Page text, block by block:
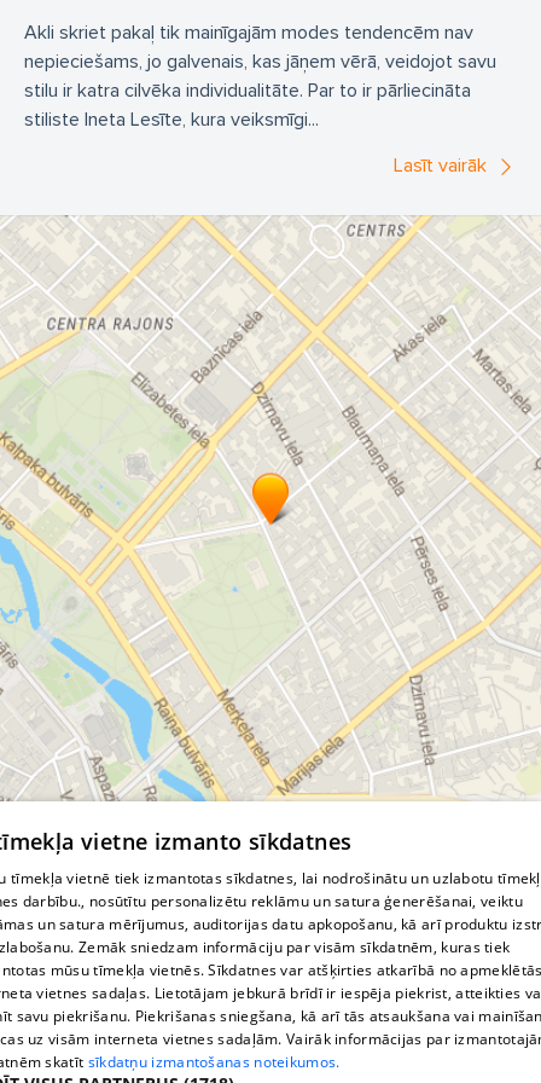
Stilista konsultācijas vīriešiem
Stilista konsultācijas sievietēm
Dekoratīvā kosmētika
Dekoratīvās kosmētikas meistarklases
Krāsu paletes
stilista pakalpojumi
Izbraukuma lekcijas
Stilists Centrs
Vizāžists Centrs
Stilista konsultācijas Centrs
Akli skriet pakaļ tik mainīgajām modes tendencēm nav
nepieciešams, jo galvenais, kas jāņem vērā, veidojot savu
stilu ir katra cilvēka individualitāte. Par to ir pārliecināta
stiliste Ineta Lesīte, kura veiksmīgi...
Lasīt vairāk
© MapTiler© OpenStreetMap contributors
vietne izmanto sīkdatnes
tīmekļa vietnē tiek izmantotas sīkdatnes, lai nodrošinātu un uzlabotu
darbību., nosūtītu personalizētu reklāmu un satura ģenerēšanai, veiktu
un satura mērījumus, auditorijas datu apkopošanu, kā arī produktu
Zemāk sniedzam informāciju par visām sīkdatnēm, kuras tiek
mūsu tīmekļa vietnēs. Sīkdatnes var atšķirties atkarībā no
vietnes sadaļas. Lietotājam jebkurā brīdī ir iespēja piekrist, atteikties
savu piekrišanu. Piekrišanas sniegšana, kā arī tās atsaukšana vai
uz visām interneta vietnes sadaļām. Vairāk informācijas par
skatīt sīkdatņu izmantošanas noteikumos.